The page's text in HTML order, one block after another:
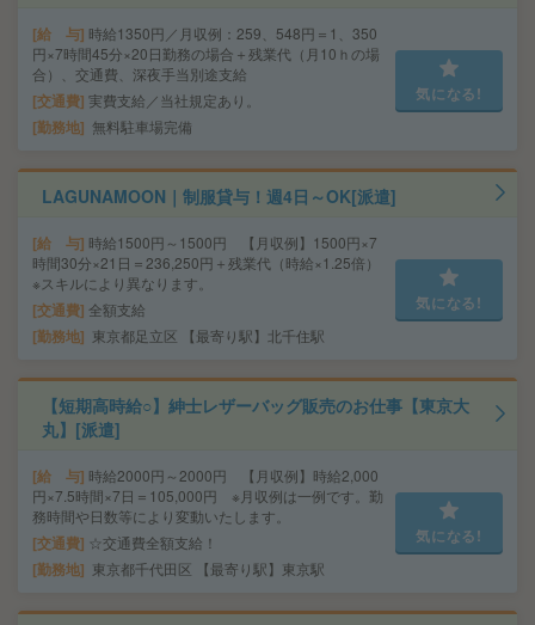
給 与 時給1350円／月収例：259、548円＝1、350
円×7時間45分×20日勤務の場合＋残業代（月10ｈの場
合）、交通費、深夜手当別途支給
交通費 実費支給／当社規定あり。
勤務地 無料駐車場完備
気になる!
LAGUNAMOON｜制服貸与！週4日～OK[派遣]
給 与 時給1500円～1500円 【月収例】1500円×7
時間30分×21日＝236,250円＋残業代（時給×1.25倍）
※スキルにより異なります。
交通費 全額支給
勤務地 東京都足立区 【最寄り駅】北千住駅
気になる!
【短期高時給○】紳士レザーバッグ販売のお仕事【東京大
丸】[派遣]
給 与 時給2000円～2000円 【月収例】時給2,000
円×7.5時間×7日＝105,000円 ※月収例は一例です。勤
務時間や日数等により変動いたします。
交通費 ☆交通費全額支給！
勤務地 東京都千代田区 【最寄り駅】東京駅
気になる!